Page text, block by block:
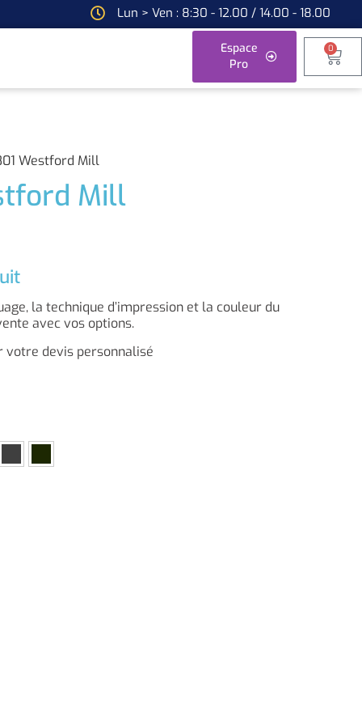
Lun > Ven : 8:30 - 12.00 / 14.00 - 18.00
Espace
Pro
0
Westford Mill
Mill
la technique d’impression et la couleur du
avec vos options.
devis personnalisé